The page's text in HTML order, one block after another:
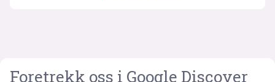
Foretrekk oss i Google Discover